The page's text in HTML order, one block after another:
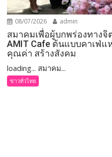
08/07/2026 admin
สมาคมเพื่อผู้บกพร่องทางจิ
AMIT Cafe ต้นแบบคาเฟ่แ
คุณค่า สร้างสังคม
loading... สมาคม...
ข่าวทั่วไทย